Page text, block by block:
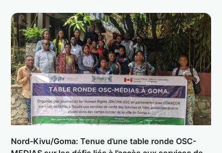
Nord-Kivu/Goma: Tenue d’une table ronde OSC-